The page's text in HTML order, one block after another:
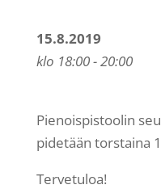
15.8.2019
klo 18:00 - 20:00
Pienoispistoolin
pidetään torstaina
Tervetuloa!